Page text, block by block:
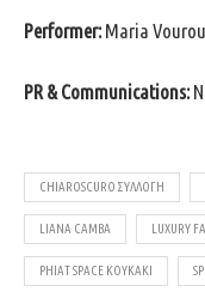
Performer:Maria Vourou
PR & Communications:
CHIAROSCURO ΣΥΛΛΟΓΉ
LIANA CAMBA LUXURY
PHIAT SPACE ΚΟΥΚΆΚΙ